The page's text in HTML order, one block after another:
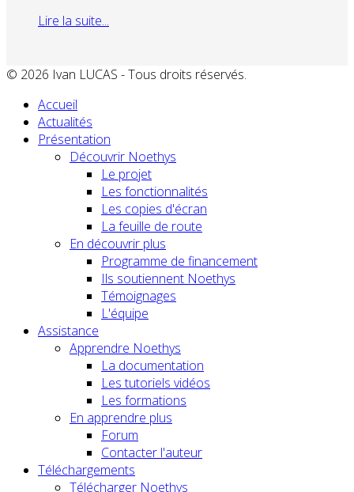
Lire la suite...
© 2026 Ivan LUCAS - Tous droits réservés.
Accueil
Actualités
Présentation
Découvrir Noethys
Le projet
Les fonctionnalités
Les copies d'écran
La feuille de route
En découvrir plus
Programme de financement
Ils soutiennent Noethys
Témoignages
L'équipe
Assistance
Apprendre Noethys
La documentation
Les tutoriels vidéos
Les formations
En apprendre plus
Forum
Contacter l'auteur
Téléchargements
Télécharger Noethys